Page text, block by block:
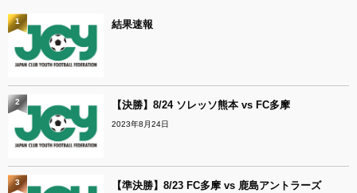
結果速報
1
【決勝】8/24 ソレッソ熊本 vs FC多摩
2023年8月24日
2
【準決勝】8/23 FC多摩 vs 鹿島アントラーズ
3